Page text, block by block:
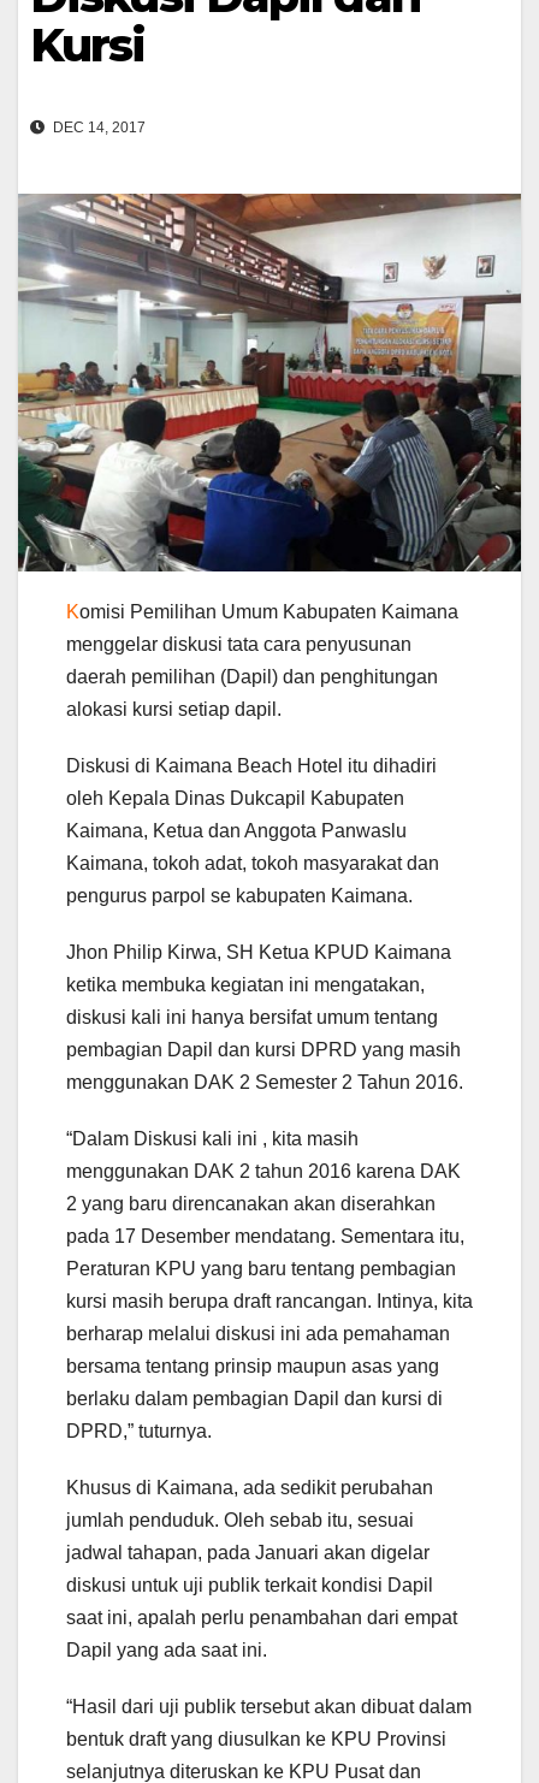
Kursi
DEC 14, 2017
Komisi Pemilihan Umum Kabupaten Kaimana
menggelar diskusi tata cara penyusunan
daerah pemilihan (Dapil) dan penghitungan
alokasi kursi setiap dapil.
Diskusi di Kaimana Beach Hotel itu dihadiri
oleh Kepala Dinas Dukcapil Kabupaten
Kaimana, Ketua dan Anggota Panwaslu
Kaimana, tokoh adat, tokoh masyarakat dan
pengurus parpol se kabupaten Kaimana.
Jhon Philip Kirwa, SH Ketua KPUD Kaimana
ketika membuka kegiatan ini mengatakan,
diskusi kali ini hanya bersifat umum tentang
pembagian Dapil dan kursi DPRD yang masih
menggunakan DAK 2 Semester 2 Tahun 2016.
“Dalam Diskusi kali ini , kita masih
menggunakan DAK 2 tahun 2016 karena DAK
2 yang baru direncanakan akan diserahkan
pada 17 Desember mendatang. Sementara itu,
Peraturan KPU yang baru tentang pembagian
kursi masih berupa draft rancangan. Intinya, kita
berharap melalui diskusi ini ada pemahaman
bersama tentang prinsip maupun asas yang
berlaku dalam pembagian Dapil dan kursi di
DPRD,” tuturnya.
Khusus di Kaimana, ada sedikit perubahan
jumlah penduduk. Oleh sebab itu, sesuai
jadwal tahapan, pada Januari akan digelar
diskusi untuk uji publik terkait kondisi Dapil
saat ini, apalah perlu penambahan dari empat
Dapil yang ada saat ini.
“Hasil dari uji publik tersebut akan dibuat dalam
bentuk draft yang diusulkan ke KPU Provinsi
selanjutnya diteruskan ke KPU Pusat dan